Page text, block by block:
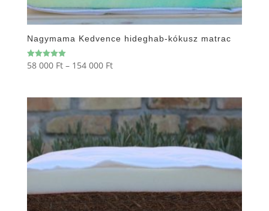
Nagymama Kedvence hideghab-kókusz matrac
Értékelés:
5.00
58 000 Ft – 154 000 FtÁrtartomány:
-
154
000 Ft